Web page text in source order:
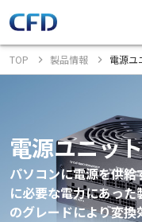
TOP 製品情報 電源ユ
電源ユニット
パソコンに電源を供
に必要な電力にあっ
のグレードにより変換